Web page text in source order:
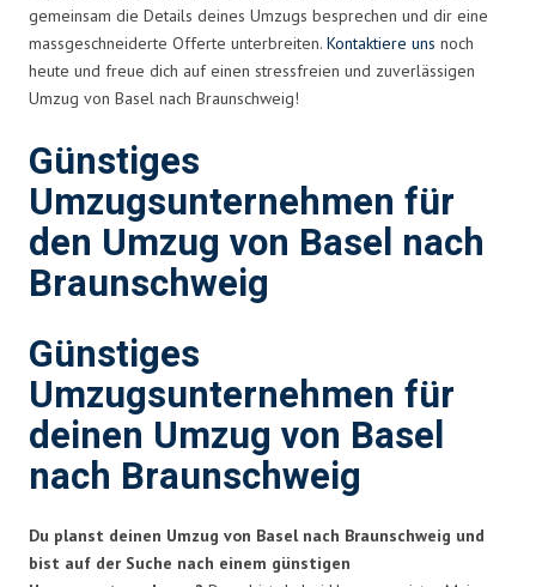
gemeinsam die Details deines Umzugs besprechen und dir eine
massgeschneiderte Offerte unterbreiten. Kontaktiere uns noch
heute und freue dich auf einen stressfreien und zuverlässigen
Umzug von Basel nach Braunschweig!
Günstiges
Umzugsunternehmen für
den Umzug von Basel nach
Braunschweig
Günstiges
Umzugsunternehmen für
deinen Umzug von Basel
nach Braunschweig
Du planst deinen Umzug von Basel nach Braunschweig und
bist auf der Suche nach einem günstigen